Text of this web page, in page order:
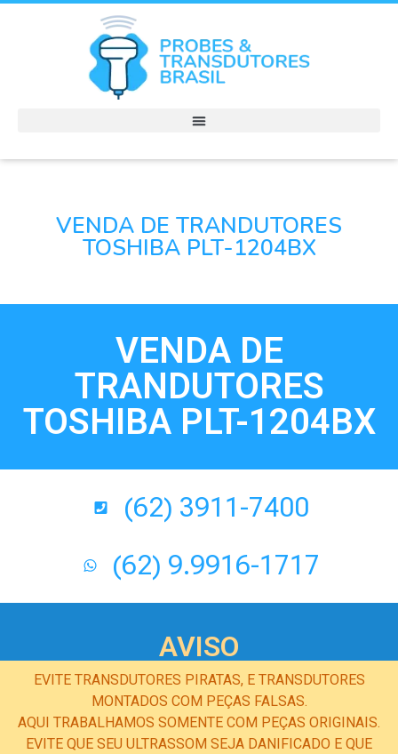
VENDA DE TRANDUTORES
TOSHIBA PLT-1204BX
VENDA DE
TRANDUTORES
TOSHIBA PLT-1204BX
(62) 3911-7400
(62) 9.9916-1717
AVISO
EVITE TRANSDUTORES PIRATAS, E TRANSDUTORES
MONTADOS COM PEÇAS FALSAS.
AQUI TRABALHAMOS SOMENTE COM PEÇAS ORIGINAIS.
EVITE QUE SEU ULTRASSOM SEJA DANIFICADO E QUE